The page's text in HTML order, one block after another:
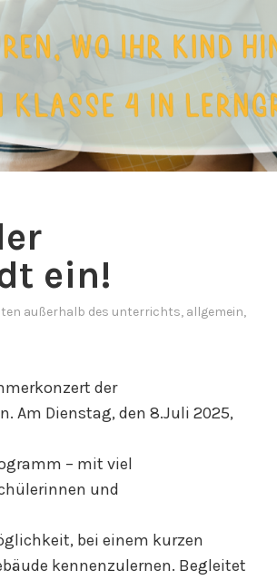
ein!
außerhalb des unterrichts, allgemein,
der
Am Dienstag, den 8.Juli 2025,
– mit viel
und
bei einem kurzen
kennenzulernen. Begleitet